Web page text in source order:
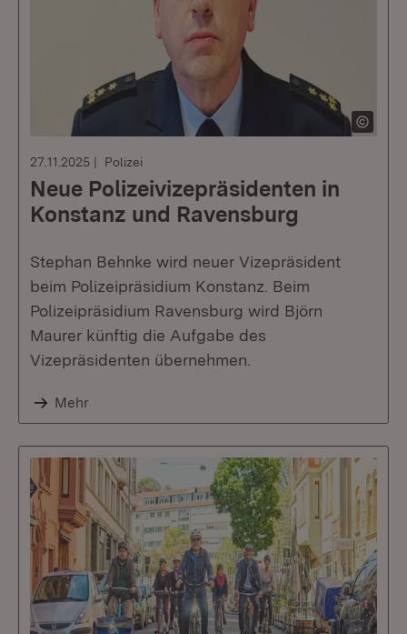
27.11.2025 Polizei
Neue Polizeivizepräsidenten in
Konstanz und Ravensburg
Stephan Behnke wird neuer Vizepräsident
beim Polizeipräsidium Konstanz. Beim
Polizeipräsidium Ravensburg wird Björn
Maurer künftig die Aufgabe des
Vizepräsidenten übernehmen.
Mehr